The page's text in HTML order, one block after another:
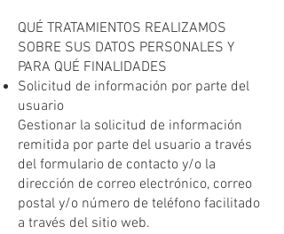
QUÉ TRATAMIENTOS REALIZAMOS
SOBRE SUS DATOS PERSONALES Y
PARA QUÉ FINALIDADES
Solicitud de información por parte del
usuario
Gestionar la solicitud de información
remitida por parte del usuario a través
del formulario de contacto y/o la
dirección de correo electrónico, correo
postal y/o número de teléfono facilitado
a través del sitio web.